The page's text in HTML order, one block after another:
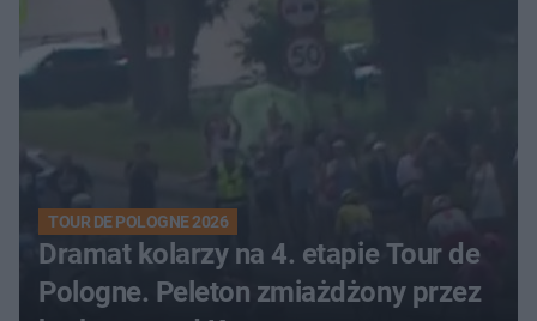
TOUR DE POLOGNE 2026
Dramat kolarzy na 4. etapie Tour de
Pologne. Peleton zmiażdżony przez